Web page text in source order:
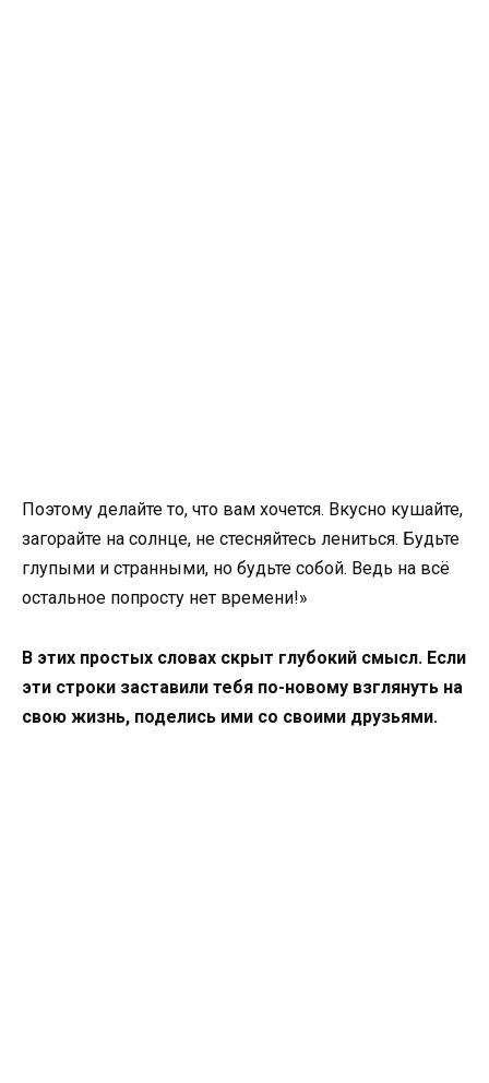
Поэтому делайте то, что вам хочется. Вкусно кушайте,
загорайте на солнце, не стесняйтесь лениться. Будьте
глупыми и странными, но будьте собой. Ведь на всё
остальное попросту нет времени!»
В этих простых словах скрыт глубокий смысл. Если
эти строки заставили тебя по-новому взглянуть на
свою жизнь, поделись ими со своими друзьями.